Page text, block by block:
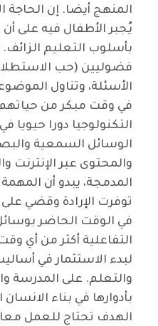
المنهج أيضا. إن الحاجة
يُجبر الأطفال فيه على أن
بأسلوب التعليم
فضوليين (حب
الأسئلة، وتناول
في وقت مبكر من
التكنولوجيا دورا
الوسائل السمعية
والمحتوى عبر الإنترنت
المدمجة، يبدو أن
توفرت الإرادة وقضي
في الوقت الحاضر
التفاعلية أكثر من أي
لبدء الاستثمار في
والتعلم. على المدرسة
بأدوارها في بناء
الهدف تحتاج للعمل